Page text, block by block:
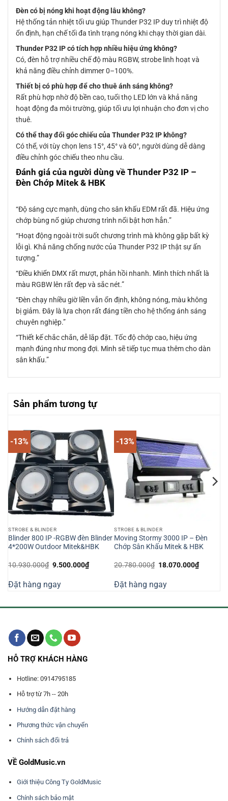
Đèn có bị nóng khi hoạt động lâu không?
Hệ thống tản nhiệt tối ưu giúp Thunder P32 IP duy trì nhiệt độ
ổn định, hạn chế tối đa tình trạng nóng khi chạy thời gian dài.
Thunder P32 IP có tích hợp nhiều hiệu ứng không?
Có, đèn hỗ trợ nhiều chế độ màu RGBW, strobe linh hoạt và
khả năng điều chỉnh dimmer 0–100%.
Thiết bị có phù hợp để cho thuê ánh sáng không?
Rất phù hợp nhờ độ bền cao, tuổi thọ LED lớn và khả năng
hoạt động đa môi trường, giúp tối ưu lợi nhuận cho đơn vị cho
thuê.
Có thể thay đổi góc chiếu của Thunder P32 IP không?
Có thể, với tùy chọn lens 15°, 45° và 60°, người dùng dễ dàng
điều chỉnh góc chiếu theo nhu cầu.
Đánh giá của người dùng về Thunder P32 IP –
Đèn Chớp Mitek & HBK
“Độ sáng cực mạnh, dùng cho sân khấu EDM rất đã. Hiệu ứng
chớp bùng nổ giúp chương trình nổi bật hơn hẳn.”
“Hoạt động ngoài trời suốt chương trình mà không gặp bất kỳ
lỗi gì. Khả năng chống nước của Thunder P32 IP thật sự ấn
tượng.”
“Điều khiển DMX rất mượt, phản hồi nhanh. Mình thích nhất là
màu RGBW lên rất đẹp và sắc nét.”
“Đèn chạy nhiều giờ liền vẫn ổn định, không nóng, màu không
bị giảm. Đây là lựa chọn rất đáng tiền cho hệ thống ánh sáng
chuyên nghiệp.”
“Thiết kế chắc chắn, dễ lắp đặt. Tốc độ chớp cao, hiệu ứng
mạnh đúng như mong đợi. Mình sẽ tiếp tục mua thêm cho dàn
sân khấu.”
Sản phẩm tương tự
-13%
STROBE & BLINDER
Blinder 800 IP -RGBW đèn Blinder
4*200W Outdoor Mitek&HBK
10.930.000₫ Giá
10.930.000₫.
9.500.000₫Giá
hiện
9.500.000₫.
Đặt hàng ngay
-13%
STROBE & BLINDER
Moving Stormy 3000 IP – Đèn
Chớp Sân Khấu Mitek & HBK
20.780.000₫ Giá
20.780.000₫.
18.070.000₫Giá
hiện
Đặt hàng ngay
HỖ TRỢ KHÁCH HÀNG
Hotline: 0914795185
Hỗ trợ từ 7h -- 20h
Hướng dẫn đặt hàng
Phương thức vận chuyển
Chính sách đổi trả
VỀ GoldMusic.vn
Giới thiệu Công Ty GoldMusic
Chính sách bảo mật